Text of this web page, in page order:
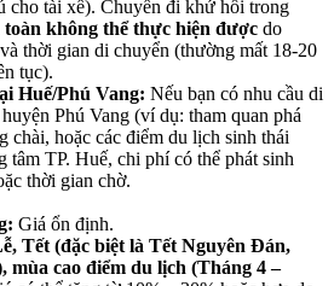
cho tài xế). Chuyến đi khứ hồi trong
toàn không thể thực hiện được do
thời gian di chuyển (thường mất 18-20
tục).
Huế/Phú Vang: Nếu bạn có nhu cầu di
Phú Vang (ví dụ: tham quan phá
chài, hoặc các điểm du lịch sinh thái
tâm TP. Huế, chi phí có thể phát sinh
thời gian chờ.
Giá ổn định.
Tết (đặc biệt là Tết Nguyên Đán,
mùa cao điểm du lịch (Tháng 4 –